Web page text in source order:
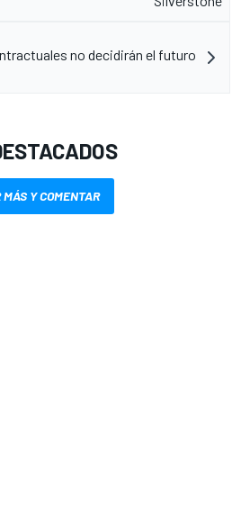
no decidirán el futuro
MÁS Y COMENTAR